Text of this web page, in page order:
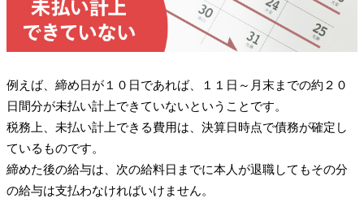
例えば、締め日が１０日であれば、１１日～月末までの約２０
日間分が未払い計上できていないということです。
税務上、未払い計上できる費用は、決算日時点で債務が確定し
ているものです。
締めた後の給与は、次の給料日までに本人が退職してもその分
の給与は支払わなければいけません。